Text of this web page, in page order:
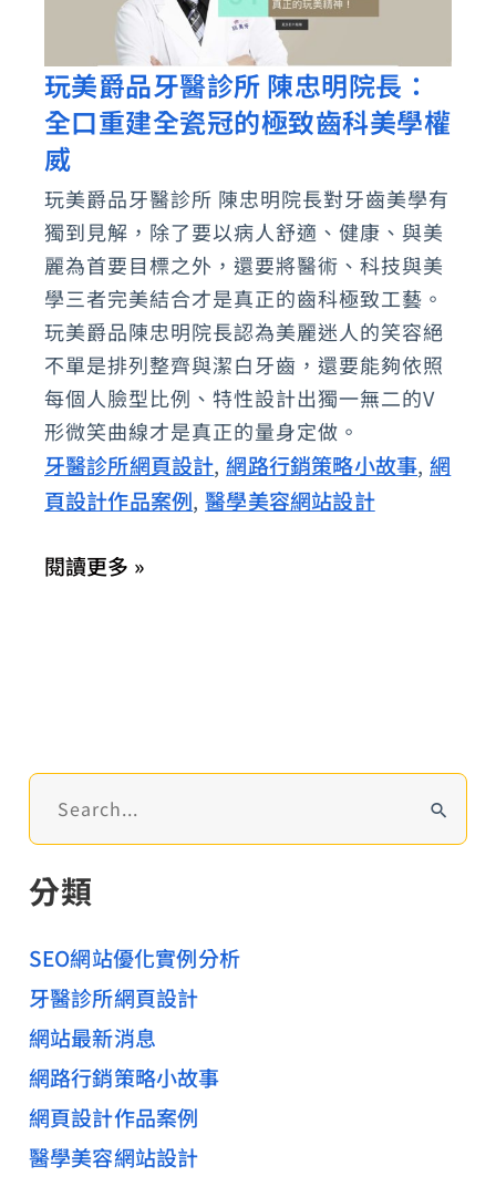
玩美爵品牙醫診所 陳忠明院長：
全口重建全瓷冠的極致齒科美學權
威
玩美爵品牙醫診所 陳忠明院長對牙齒美學有
獨到見解，除了要以病人舒適、健康、與美
麗為首要目標之外，還要將醫術、科技與美
學三者完美結合才是真正的齒科極致工藝。
玩美爵品陳忠明院長認為美麗迷人的笑容絕
不單是排列整齊與潔白牙齒，還要能夠依照
每個人臉型比例、特性設計出獨一無二的V
形微笑曲線才是真正的量身定做。
牙醫診所網頁設計, 網路行銷策略小故事, 網
頁設計作品案例,醫學美容網站設計
玩
美
爵
品
牙
醫
診
所
陳
忠
明
院
長：
口
極
齒
美
學
權
威
閱讀更多 »
尋
鍵
:
分類
SEO網站優化實例分析
牙醫診所網頁設計
網站最新消息
網路行銷策略小故事
網頁設計作品案例
醫學美容網站設計